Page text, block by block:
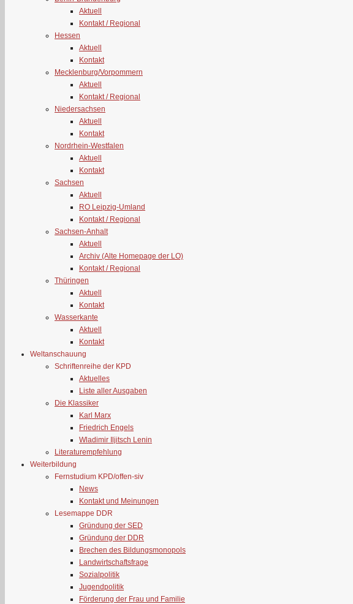
Aktuell
Kontakt / Regional
Hessen
Aktuell
Kontakt
Mecklenburg/Vorpommern
Aktuell
Kontakt / Regional
Niedersachsen
Aktuell
Kontakt
Nordrhein-Westfalen
Aktuell
Kontakt
Sachsen
Aktuell
RO Leipzig-Umland
Kontakt / Regional
Sachsen-Anhalt
Aktuell
Archiv (Alte Homepage der LO)
Kontakt / Regional
Thüringen
Aktuell
Kontakt
Wasserkante
Aktuell
Kontakt
Weltanschauung
Schriftenreihe der KPD
Aktuelles
Liste aller Ausgaben
Die Klassiker
Karl Marx
Friedrich Engels
Wladimir Iljitsch Lenin
Literaturempfehlung
Weiterbildung
Fernstudium KPD/offen-siv
News
Kontakt und Meinungen
Lesemappe DDR
Gründung der SED
Gründung der DDR
Brechen des Bildungsmonopols
Landwirtschaftsfrage
Sozialpolitik
Jugendpolitik
Förderung der Frau und Familie